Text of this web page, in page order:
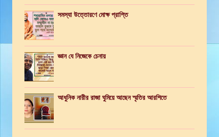
সমস্যা উত্তোরণে মোক্ষ প্রাপ্তি
জ্ঞান যে নিজেকে চেনায়
আধুনিক নারীর রাজা ঘুমিয়ে আছেন স্মৃতির আরশিতে